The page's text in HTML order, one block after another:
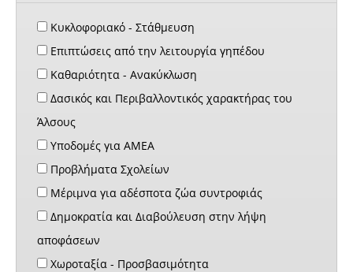
Κυκλοφοριακό - Στάθμευση
Επιπτώσεις από την λειτουργία γηπέδου
Καθαριότητα - Ανακύκλωση
Δασικός και Περιβαλλοντικός χαρακτήρας του
Άλσους
Υποδομές για ΑΜΕΑ
Προβλήματα Σχολείων
Μέριμνα για αδέσποτα ζώα συντροφιάς
Δημοκρατία και Διαβούλευση στην λήψη
αποφάσεων
Χωροταξία - Προσβασιμότητα